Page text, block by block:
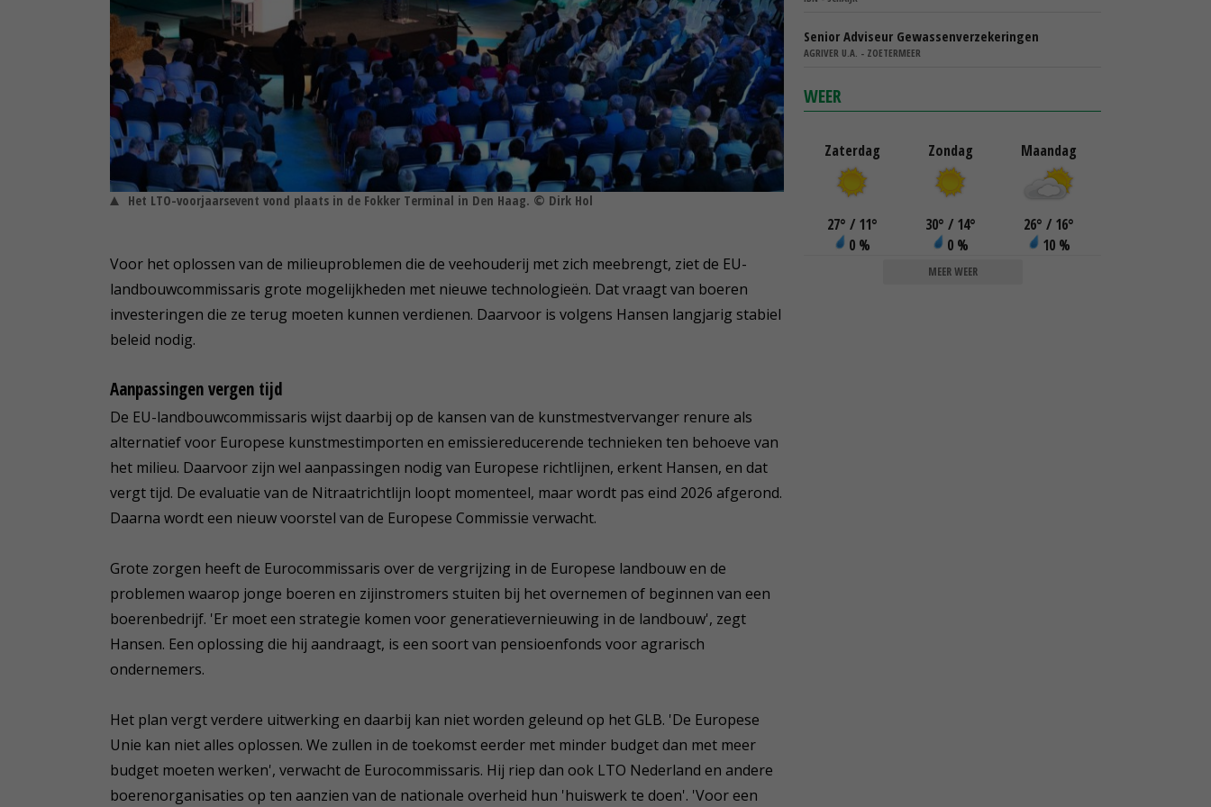
Het LTO-voorjaarsevent vond plaats in de Fokker Terminal in Den Haag. © Dirk Hol
Voor het oplossen van de milieuproblemen die de veehouderij met zich meebrengt, ziet de EU-
landbouwcommissaris grote mogelijkheden met nieuwe technologieën. Dat vraagt van boeren
investeringen die ze terug moeten kunnen verdienen. Daarvoor is volgens Hansen langjarig stabiel
beleid nodig.
Aanpassingen vergen tijd
De EU-landbouwcommissaris wijst daarbij op de kansen van de kunstmestvervanger renure als
alternatief voor Europese kunstmestimporten en emissiereducerende technieken ten behoeve van
het milieu. Daarvoor zijn wel aanpassingen nodig van Europese richtlijnen, erkent Hansen, en dat
vergt tijd. De evaluatie van de Nitraatrichtlijn loopt momenteel, maar wordt pas eind 2026 afgerond.
Daarna wordt een nieuw voorstel van de Europese Commissie verwacht.
Grote zorgen heeft de Eurocommissaris over de vergrijzing in de Europese landbouw en de
problemen waarop jonge boeren en zijinstromers stuiten bij het overnemen of beginnen van een
boerenbedrijf. 'Er moet een strategie komen voor generatievernieuwing in de landbouw', zegt
Hansen. Een oplossing die hij aandraagt, is een soort van pensioenfonds voor agrarisch
ondernemers.
Het plan vergt verdere uitwerking en daarbij kan niet worden geleund op het GLB. 'De Europese
Unie kan niet alles oplossen. We zullen in de toekomst eerder met minder budget dan met meer
budget moeten werken', verwacht de Eurocommissaris. Hij riep dan ook LTO Nederland en andere
boerenorganisaties op ten aanzien van de nationale overheid hun 'huiswerk te doen'. 'Voor een
Senior Adviseur Gewassenverzekeringen
AGRIVER U.A. - ZOETERMEER
WEER
Zaterdag
27° / 11°
0 %
Zondag
30° / 14°
0 %
Maandag
26° / 16°
10 %
MEER WEER